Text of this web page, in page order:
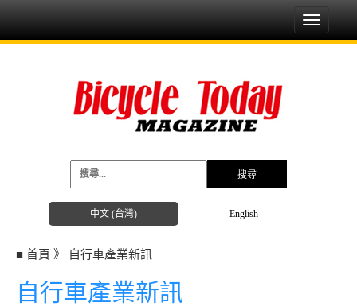
中文 (台灣) English
Toggle
■ 首頁 》 自行車產業新訊
自行車產業新訊